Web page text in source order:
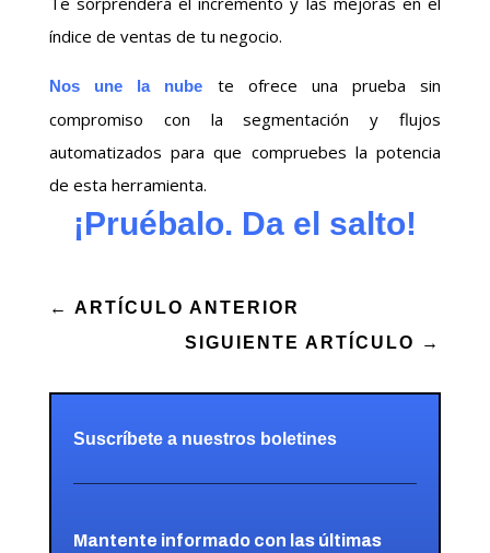
índice de ventas de tu negocio.
Nos une la nube
te ofrece una prueba sin
compromiso con la segmentación y flujos
automatizados para que compruebes la potencia
de esta herramienta.
¡Pruébalo. Da el salto!
← ARTÍCULO ANTERIOR
SIGUIENTE ARTÍCULO
→
Suscríbete a nuestros boletines
Mantente informado con las últimas